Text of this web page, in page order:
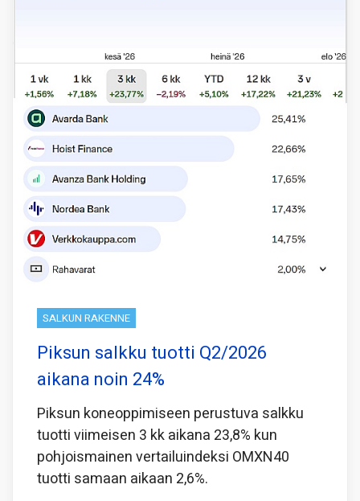
SALKUN RAKENNE
Piksun salkku tuotti Q2/2026
aikana noin 24%
Piksun koneoppimiseen perustuva salkku
tuotti viimeisen 3 kk aikana 23,8% kun
pohjoismainen vertailuindeksi OMXN40
tuotti samaan aikaan 2,6%.